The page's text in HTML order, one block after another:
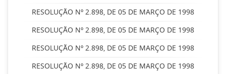
RESOLUÇÃO Nº 2.898, DE 05 DE MARÇO DE 1998
RESOLUÇÃO Nº 2.898, DE 05 DE MARÇO DE 1998
RESOLUÇÃO Nº 2.898, DE 05 DE MARÇO DE 1998
RESOLUÇÃO Nº 2.898, DE 05 DE MARÇO DE 1998